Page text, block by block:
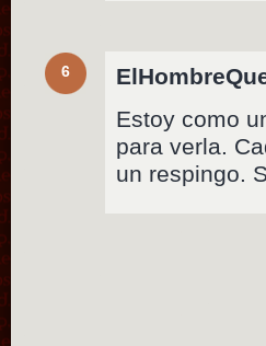
6
Estoy como
para verla.
un respingo.